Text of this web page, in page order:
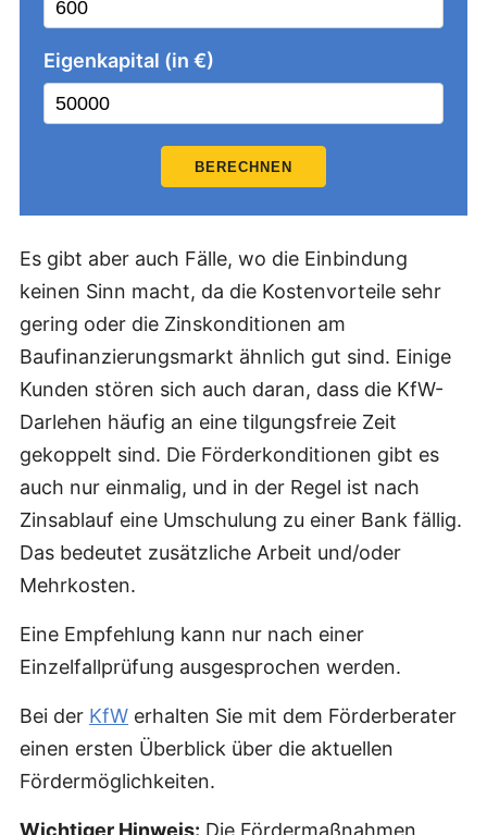
Eigenkapital (in €)
BERECHNEN
Es gibt aber auch Fälle, wo die Einbindung
keinen Sinn macht, da die Kostenvorteile sehr
gering oder die Zinskonditionen am
Baufinanzierungsmarkt ähnlich gut sind. Einige
Kunden stören sich auch daran, dass die KfW-
Darlehen häufig an eine tilgungsfreie Zeit
gekoppelt sind. Die Förderkonditionen gibt es
auch nur einmalig, und in der Regel ist nach
Zinsablauf eine Umschulung zu einer Bank fällig.
Das bedeutet zusätzliche Arbeit und/oder
Mehrkosten.
Eine Empfehlung kann nur nach einer
Einzelfallprüfung ausgesprochen werden.
Bei der KfW erhalten Sie mit dem Förderberater
einen ersten Überblick über die aktuellen
Fördermöglichkeiten.
Wichtiger Hinweis: Die Fördermaßnahmen